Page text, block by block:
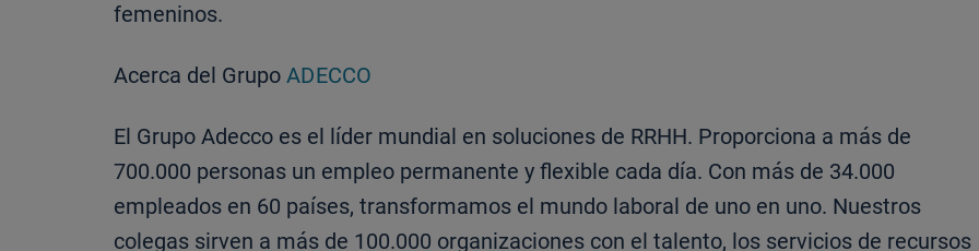
femeninos.
Acerca del Grupo ADECCO
El Grupo Adecco es el líder mundial en soluciones de RRHH. Proporciona a más de
700.000 personas un empleo permanente y flexible cada día. Con más de 34.000
empleados en 60 países, transformamos el mundo laboral de uno en uno. Nuestros
colegas sirven a más de 100.000 organizaciones con el talento, los servicios de recursos